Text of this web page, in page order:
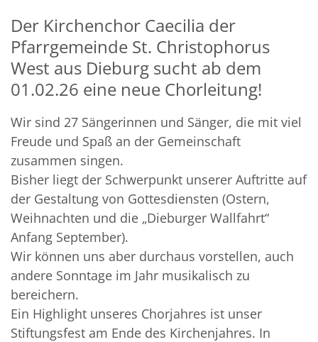
Der Kirchenchor Caecilia der
Pfarrgemeinde St. Christophorus
West aus Dieburg sucht ab dem
01.02.26 eine neue Chorleitung!
Wir sind 27 Sängerinnen und Sänger, die mit viel
Freude und Spaß an der Gemeinschaft
zusammen singen.
Bisher liegt der Schwerpunkt unserer Auftritte auf
der Gestaltung von Gottesdiensten (Ostern,
Weihnachten und die „Dieburger Wallfahrt“
Anfang September).
Wir können uns aber durchaus vorstellen, auch
andere Sonntage im Jahr musikalisch zu
bereichern.
Ein Highlight unseres Chorjahres ist unser
Stiftungsfest am Ende des Kirchenjahres. In